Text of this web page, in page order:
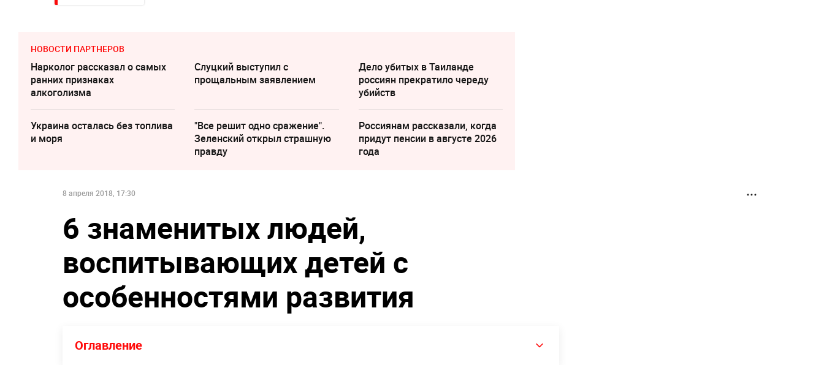
НОВОСТИ ПАРТНЕРОВ
Нарколог рассказал о самых
ранних признаках
алкоголизма
Слуцкий выступил с
прощальным заявлением
Дело убитых в Таиланде
россиян прекратило череду
убийств
Украина осталась без топлива
и моря
"Все решит одно сражение".
Зеленский открыл страшную
правду
Россиянам рассказали, когда
придут пенсии в августе 2026
года
8 апреля 2018, 17:30
6 знаменитых людей,
воспитывающих детей с
особенностями развития
Оглавление